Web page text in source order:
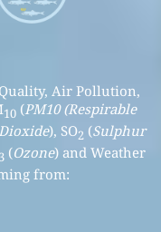
Air Pollution,
10(PM10 (Respirable
), SO2 (Sulphur
3 (Ozone) and Weather
from: